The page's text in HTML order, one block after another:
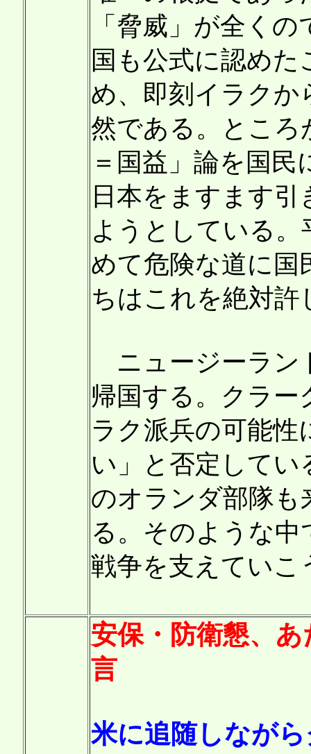
「脅威」が全く
国も公式に認め
め、即刻イラクか
然である。ところ
＝国益」論を国
日本をますます
ようとしている
めて危険な道に国
ちはこれを絶対
ニュージーラン
帰国する。クラー
ラク派兵の可能性
い」と否定してい
のオランダ部隊も
る。そのような
戦争を支えていこ
安保・防衛懇、
言
米に追随しなが